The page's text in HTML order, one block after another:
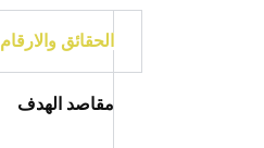
الحقائق والارقام
مقاصد الهدف